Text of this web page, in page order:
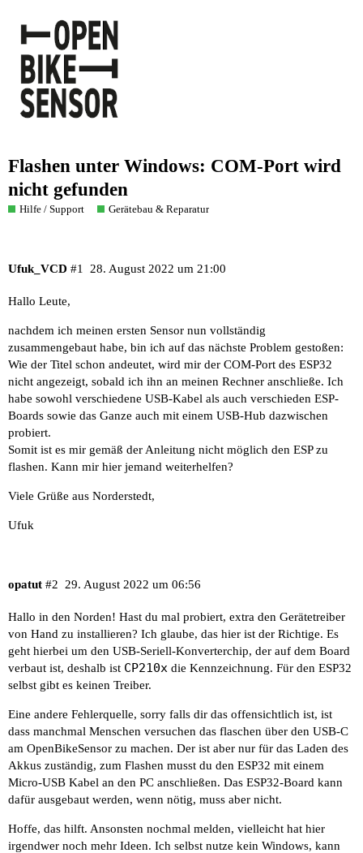
Flashen unter Windows: COM-Port wird
nicht gefunden
Hilfe / Support Gerätebau & Reparatur
Ufuk_VCD 28. August 2022 um 21:00
#1
Hallo Leute,
nachdem ich meinen ersten Sensor nun vollständig
zusammengebaut habe, bin ich auf das nächste Problem gestoßen:
Wie der Titel schon andeutet, wird mir der COM-Port des ESP32
nicht angezeigt, sobald ich ihn an meinen Rechner anschließe. Ich
habe sowohl verschiedene USB-Kabel als auch verschieden ESP-
Boards sowie das Ganze auch mit einem USB-Hub dazwischen
probiert.
Somit ist es mir gemäß der Anleitung nicht möglich den ESP zu
flashen. Kann mir hier jemand weiterhelfen?
Viele Grüße aus Norderstedt,
Ufuk
opatut 29. August 2022 um 06:56
#2
Hallo in den Norden! Hast du mal probiert, extra den Gerätetreiber
von Hand zu installieren? Ich glaube, das hier ist der Richtige. Es
geht hierbei um den USB-Seriell-Konverterchip, der auf dem Board
verbaut ist, deshalb ist CP210x die Kennzeichnung. Für den ESP32
selbst gibt es keinen Treiber.
Eine andere Fehlerquelle, sorry falls dir das offensichtlich ist, ist
dass manchmal Menschen versuchen das flaschen über den USB-C
am OpenBikeSensor zu machen. Der ist aber nur für das Laden des
Akkus zuständig, zum Flashen musst du den ESP32 mit einem
Micro-USB Kabel an den PC anschließen. Das ESP32-Board kann
dafür ausgebaut werden, wenn nötig, muss aber nicht.
Hoffe, das hilft. Ansonsten nochmal melden, vielleicht hat hier
irgendwer noch mehr Ideen. Ich selbst nutze kein Windows, kann